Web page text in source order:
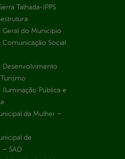
Talhada-IPPS
Geral do Município
Comunicação Social
Desenvolvimento
Iluminação Pública e
da Mulher –
de
– SAD